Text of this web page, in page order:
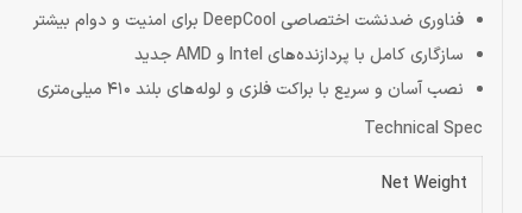
فناوری ضدنشت اختصاصی DeepCool برای امنیت و دوام بیشتر
سازگاری کامل با پردازنده‌های Intel و AMD جدید
نصب آسان و سریع با براکت فلزی و لوله‌های بلند 410 میلی‌متری
Technical Spec
Net Weight